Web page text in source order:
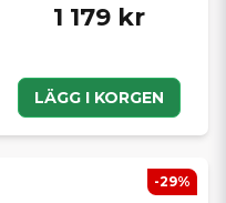
1 179 kr
LÄGG I KORGEN
-29%